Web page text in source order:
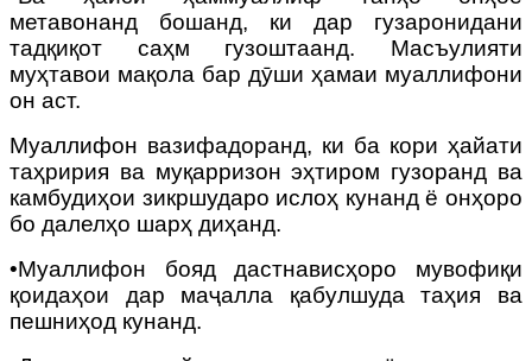
метавонанд бошанд, ки дар гузаронидани
тадқиқот саҳм гузоштаанд. Масъулияти
муҳтавои мақола бар дӯши ҳамаи муаллифони
он аст.
Муаллифон вазифадоранд, ки ба кори ҳайати
таҳририя ва муқарризон эҳтиром гузоранд ва
камбудиҳои зикршударо ислоҳ кунанд ё онҳоро
бо далелҳо шарҳ диҳанд.
•Муаллифон бояд дастнависҳоро мувофиқи
қоидаҳои дар маҷалла қабулшуда таҳия ва
пешниҳод кунанд.